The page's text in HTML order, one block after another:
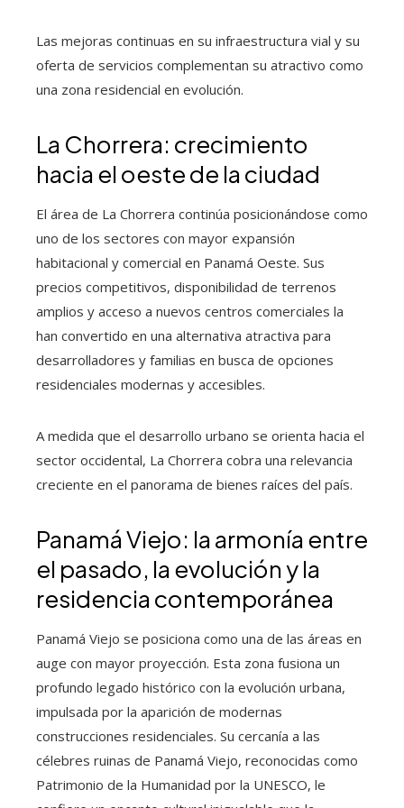
Las mejoras continuas en su infraestructura vial y su
oferta de servicios complementan su atractivo como
una zona residencial en evolución.
La Chorrera: crecimiento
hacia el oeste de la ciudad
El área de La Chorrera continúa posicionándose como
uno de los sectores con mayor expansión
habitacional y comercial en Panamá Oeste. Sus
precios competitivos, disponibilidad de terrenos
amplios y acceso a nuevos centros comerciales la
han convertido en una alternativa atractiva para
desarrolladores y familias en busca de opciones
residenciales modernas y accesibles.
A medida que el desarrollo urbano se orienta hacia el
sector occidental, La Chorrera cobra una relevancia
creciente en el panorama de bienes raíces del país.
Panamá Viejo: la armonía entre
el pasado, la evolución y la
residencia contemporánea
Panamá Viejo se posiciona como una de las áreas en
auge con mayor proyección. Esta zona fusiona un
profundo legado histórico con la evolución urbana,
impulsada por la aparición de modernas
construcciones residenciales. Su cercanía a las
célebres ruinas de Panamá Viejo, reconocidas como
Patrimonio de la Humanidad por la UNESCO, le